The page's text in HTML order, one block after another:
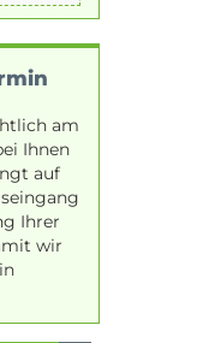
am
Ihnen
auf
Ihrer
wir